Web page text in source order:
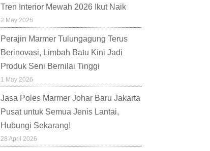
Tren Interior Mewah 2026 Ikut Naik
2 May 2026
Perajin Marmer Tulungagung Terus
Berinovasi, Limbah Batu Kini Jadi
Produk Seni Bernilai Tinggi
1 May 2026
Jasa Poles Marmer Johar Baru Jakarta
Pusat untuk Semua Jenis Lantai,
Hubungi Sekarang!
28 April 2026